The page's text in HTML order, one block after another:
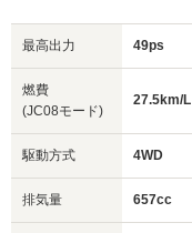
最高出力 49ps
燃費
(JC08モード)
27.5km/L
駆動方式 4WD
排気量 657cc